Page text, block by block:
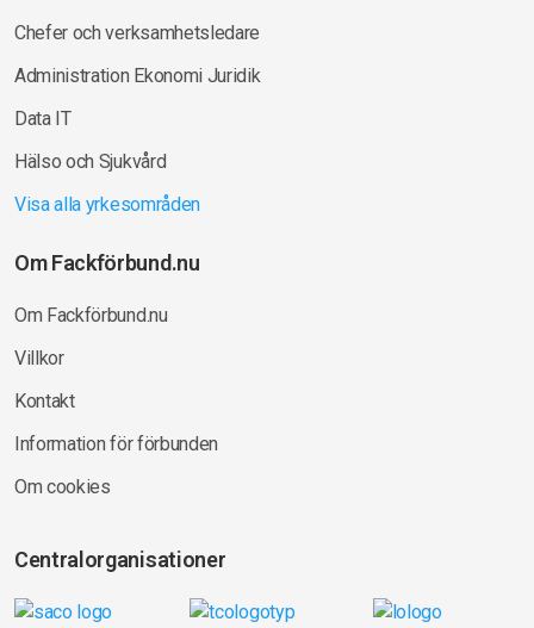
Chefer och verksamhetsledare
Administration Ekonomi Juridik
Data IT
Hälso och Sjukvård
Visa alla yrkesområden
Om Fackförbund.nu
Om Fackförbund.nu
Villkor
Kontakt
Information för förbunden
Om cookies
Centralorganisationer